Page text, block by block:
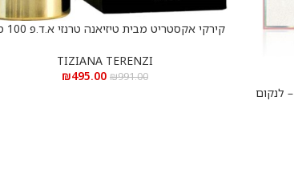
Lancome La Vie Est Belle e.d.p 100 ml – לנקום
הוספה לסל
TIZIANA TERENZI
₪991.00
₪495.00